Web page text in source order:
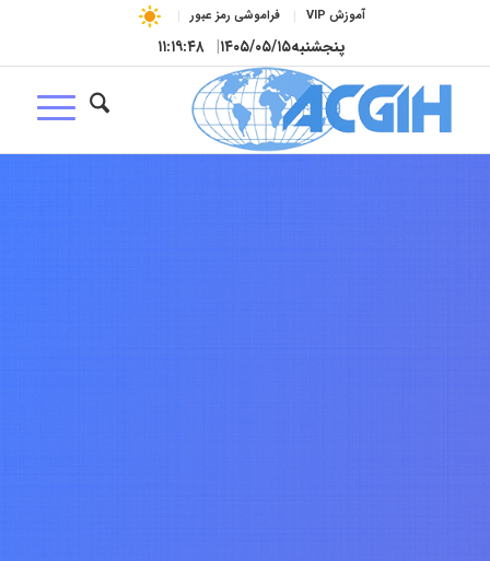
آموزش VIP فراموشی رمز عبور
پنجشنبه۱۴۰۵/۰۵/۱۵| ۱۱:۱۹:۴۹